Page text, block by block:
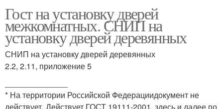
Гост на установку дверей
межкомнатных. СНИП на
установку дверей деревянных
СНИП на установку дверей деревянных
2.2, 2.11, приложение 5
* На территории Российской Федерациидокумент не